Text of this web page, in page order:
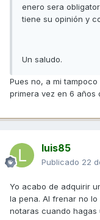
enero sera
tiene su opinión y
Un saludo.
Pues no, a mi
primera vez en 6 años
luis85
Publicado 22
Yo acabo de adquirir
la pena. Al frenar no
notaras cuando hagas